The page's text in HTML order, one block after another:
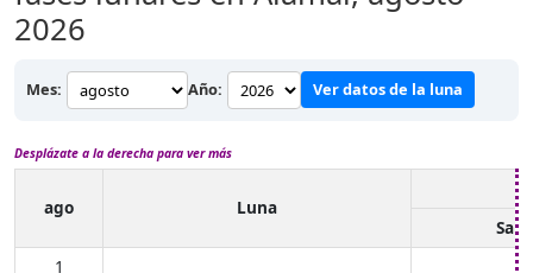
2026
Mes: Año: Ver datos de la luna
Desplázate a la derecha para ver más
ago
Luna
1